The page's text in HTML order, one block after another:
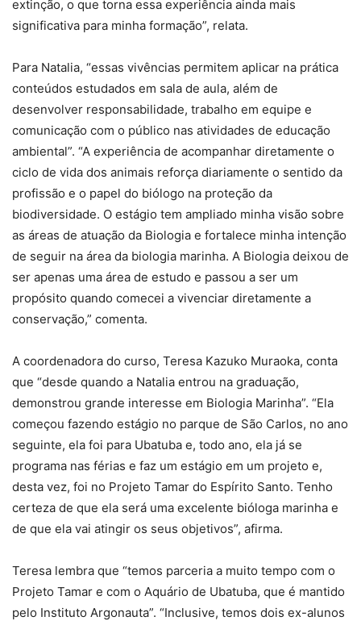
extinção, o que torna essa experiência ainda mais
significativa para minha formação”, relata.
Para Natalia, “essas vivências permitem aplicar na prática
conteúdos estudados em sala de aula, além de
desenvolver responsabilidade, trabalho em equipe e
comunicação com o público nas atividades de educação
ambiental”. “A experiência de acompanhar diretamente o
ciclo de vida dos animais reforça diariamente o sentido da
profissão e o papel do biólogo na proteção da
biodiversidade. O estágio tem ampliado minha visão sobre
as áreas de atuação da Biologia e fortalece minha intenção
de seguir na área da biologia marinha. A Biologia deixou de
ser apenas uma área de estudo e passou a ser um
propósito quando comecei a vivenciar diretamente a
conservação,” comenta.
A coordenadora do curso, Teresa Kazuko Muraoka, conta
que “desde quando a Natalia entrou na graduação,
demonstrou grande interesse em Biologia Marinha”. “Ela
começou fazendo estágio no parque de São Carlos, no ano
seguinte, ela foi para Ubatuba e, todo ano, ela já se
programa nas férias e faz um estágio em um projeto e,
desta vez, foi no Projeto Tamar do Espírito Santo. Tenho
certeza de que ela será uma excelente bióloga marinha e
de que ela vai atingir os seus objetivos”, afirma.
Teresa lembra que “temos parceria a muito tempo com o
Projeto Tamar e com o Aquário de Ubatuba, que é mantido
pelo Instituto Argonauta”. “Inclusive, temos dois ex-alunos